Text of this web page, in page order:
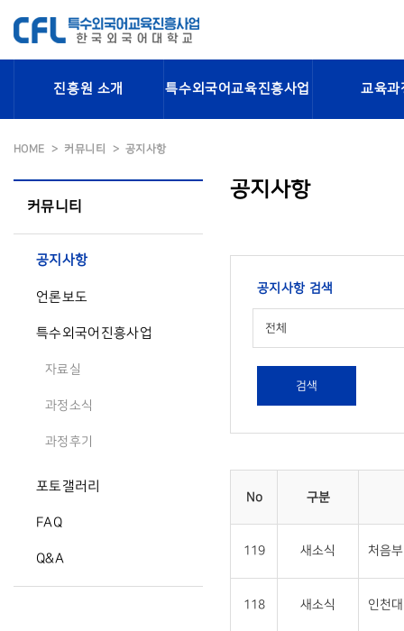
진흥원 소개 특수외국어교육진흥사업 교육과
HOME 커뮤니티 공지사항
커뮤니티
공지사항
언론보도
특수외국어진흥사업
자료실
과정소식
과정후기
포토갤러리
FAQ
Q&A
공지사항
공지사항 검색
전체
검색
No 구분
119 새소식 처음
118 새소식 인천